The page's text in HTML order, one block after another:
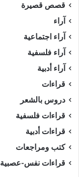
قصص قصيرة
آراء
آراء اجتماعية
آراء فلسفية
آراء أدبية
قراءات
دروس بالشعر
قراءات فلسفية
قراءات أدبية
كتب ومراجعات
قراءات نفس-عصبية